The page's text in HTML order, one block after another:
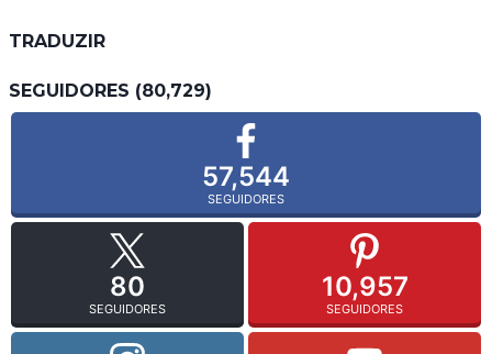
TRADUZIR
SEGUIDORES (80,729)
57,544
SEGUIDORES
80
SEGUIDORES
10,957
SEGUIDORES